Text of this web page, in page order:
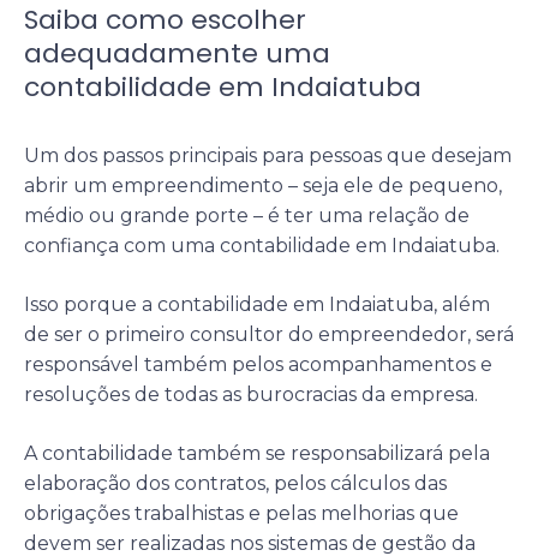
Saiba como escolher
adequadamente uma
contabilidade em Indaiatuba
Um dos passos principais para pessoas que desejam
abrir um empreendimento – seja ele de pequeno,
médio ou grande porte – é ter uma relação de
confiança com uma contabilidade em Indaiatuba.
Isso porque a contabilidade em Indaiatuba, além
de ser o primeiro consultor do empreendedor, será
responsável também pelos acompanhamentos e
resoluções de todas as burocracias da empresa.
A contabilidade também se responsabilizará pela
elaboração dos contratos, pelos cálculos das
obrigações trabalhistas e pelas melhorias que
devem ser realizadas nos sistemas de gestão da